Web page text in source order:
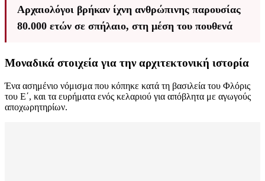
Αρχαιολόγοι βρήκαν ίχνη ανθρώπινης παρουσίας
80.000 ετών σε σπήλαιο, στη μέση του πουθενά
Μοναδικά στοιχεία για την αρχιτεκτονική ιστορία
Ένα ασημένιο νόμισμα που κόπηκε κατά τη βασιλεία του Φλόρις
του Ε΄, και τα ευρήματα ενός κελαριού για απόβλητα με αγωγούς
αποχωρητηρίων.